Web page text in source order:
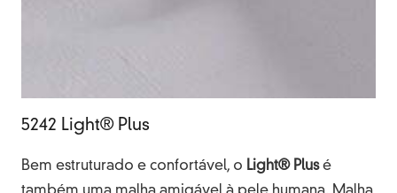
5242 Light® Plus
Bem estruturado e confortável, o Light® Plusé